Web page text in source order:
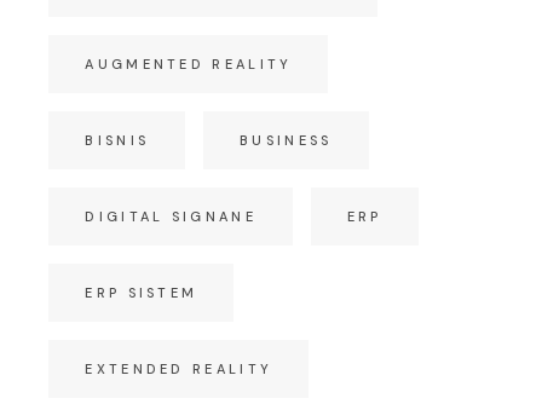
AUGMENTED REALITY
BISNIS BUSINESS
DIGITAL SIGNANE ERP
ERP SISTEM
EXTENDED REALITY